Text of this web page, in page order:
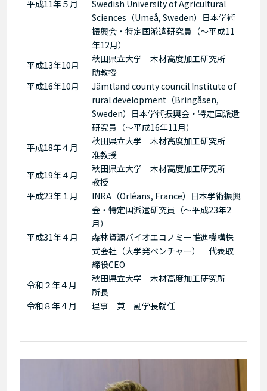
平成11年５月
Swedish University of Agricultural
Sciences（Umeå, Sweden）日本学術
振興会・特定国派遣研究員（〜平成11
年12月）
平成13年10月
秋田県立大学 木材高度加工研究所
助教授
平成16年10月
Jämtland county council Institute of
rural development（Bringåsen,
Sweden）日本学術振興会・特定国派遣
研究員（～平成16年11月）
平成18年４月
秋田県立大学 木材高度加工研究所
准教授
平成19年４月
秋田県立大学 木材高度加工研究所
教授
平成23年１月
INRA（Orléans, France）日本学術振興
会・特定国派遣研究員（〜平成23年2
月）
平成31年４月
森林資源バイオエコノミー推進機構株
式会社（大学発ベンチャー） 代表取
締役CEO
令和２年４月
秋田県立大学 木材高度加工研究所
所長
令和８年４月
理事 兼 副学長就任